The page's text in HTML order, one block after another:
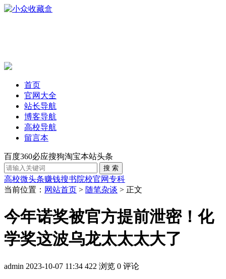
首页
官网大全
站长导航
博客导航
高校导航
留言本
百度360必应搜狗淘宝本站头条
高校微头条赚钱搜书院校官网专科
当前位置： 网站首页 > 随笔杂谈 > 正文
今年诺奖被官方提前泄密！化
学奖这波乌龙太太太大了
admin 2023-10-07 11:34 422 浏览 0 评论